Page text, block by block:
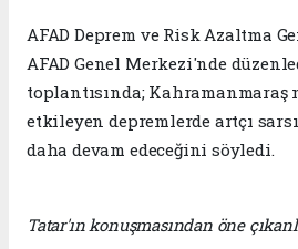
AFAD Deprem ve Risk Azaltma
AFAD Genel Merkezi'nde
toplantısında; Kahramanmaraş
etkileyen depremlerde artçı
daha devam edeceğini söyledi.
Tatar'ın konuşmasından öne